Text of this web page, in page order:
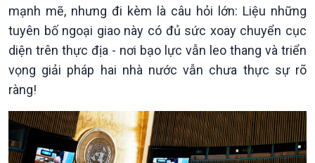
Chính phủ với người dân
Quốc hội với cử tri
Xây dựng đảng
Đảng trong cuộc sống
Nhận diện sự thật
Pháp luật và đời sống
Vấn đề quốc tế
Hồ sơ sự kiện quốc tế
Thế giới & Việt Nam
Biên cương - Một dải vững
bền
mạnh mẽ, nhưng đi kèm là câu hỏi lớn: Liệu những
tuyên bố ngoại giao này có đủ sức xoay chuyển cục
diện trên thực địa - nơi bạo lực vẫn leo thang và triển
vọng giải pháp hai nhà nước vẫn chưa thực sự rõ
ràng!